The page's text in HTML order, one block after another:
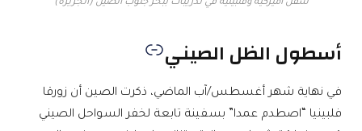
سفن أميركية وفلبينية في تدريبات ببحر جنوب الصين (الجزيرة)
أسطول الظل الصيني
في نهاية شهر أغسطس/آب الماضي، ذكرت الصين أن زورقا
فلبينيا “اصطدم عمدا” بسفينة تابعة لخفر السواحل الصيني